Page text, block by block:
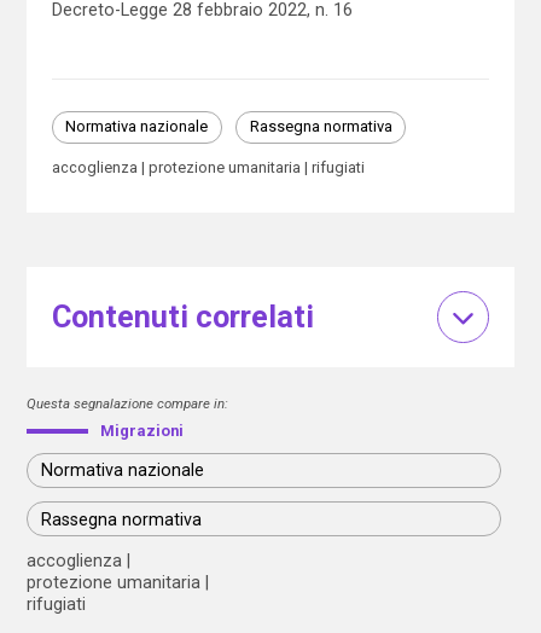
Decreto-Legge 28 febbraio 2022, n. 16
Normativa nazionale Rassegna normativa
accoglienza protezione umanitaria rifugiati
Contenuti correlati
Questa segnalazione compare in:
Migrazioni
Normativa nazionale
Rassegna normativa
accoglienza
protezione umanitaria
rifugiati